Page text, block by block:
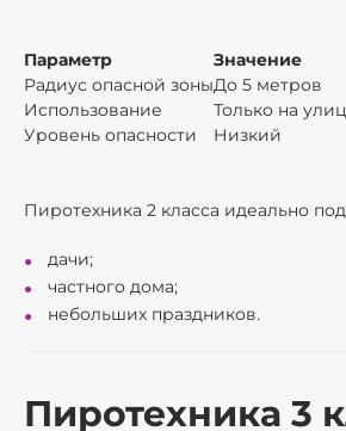
Параметр
Значение
Радиус опасной зоныДо 5 метров
Использование
Только на
Уровень опасности
Низкий
Пиротехника 2 класса идеально
дачи;
частного дома;
небольших праздников.
Пиротехника 3